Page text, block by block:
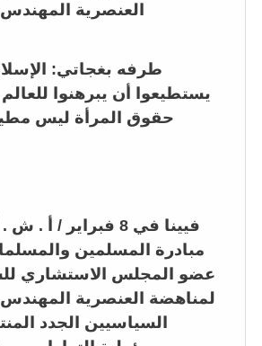
العنصرية
طرفه بغجاتي:
يستطيعوا أن يبرهنوا
حقوق المرأة ليس
فيينا في 8 فبراير / أ . ش . أ /
مبادرة المسلمين
عضو المجلس الاستشاري
لمناهضة العنصرية
السياسيين الجدد